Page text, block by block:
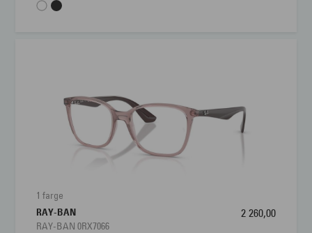
1 farge
RAY-BAN
RAY-BAN 0RX7066
2 260,00